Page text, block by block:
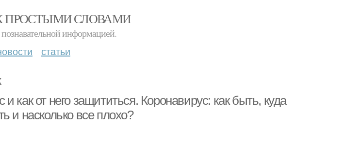
ПРОСТЫМИ СЛОВАМИ
информацией.
статьи
и как от него защититься. Коронавирус: как быть, куда
и насколько все плохо?